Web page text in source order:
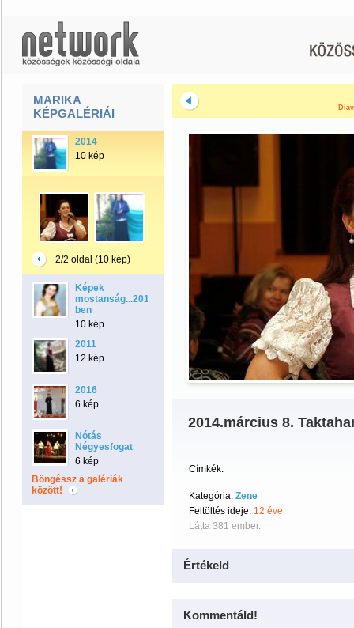
MARIKA
KÉPGALÉRIÁI
2014
10 kép
2/2 oldal (10 kép)
Képek
mostanság...2010-
ben
10 kép
2011
12 kép
2016
6 kép
Nótás
Négyesfogat
6 kép
Böngéssz a galériák
között!
2014.március 8.
Címkék:
Kategória: Zene
Feltöltés ideje: 12 éve
Látta 381 ember.
Értékeld
Kommentáld!